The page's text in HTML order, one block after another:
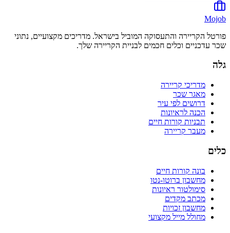
Mojob
פורטל הקריירה והתעסוקה המוביל בישראל. מדריכים מקצועיים, נתוני
שכר עדכניים וכלים חכמים לבניית הקריירה שלך.
גלה
מדריכי קריירה
מאגר שכר
דרושים לפי עיר
הכנה לראיונות
תבניות קורות חיים
מעבר קריירה
כלים
בונה קורות חיים
מחשבון ברוטו-נטו
סימולטור ראיונות
מכתב מקדים
מחשבון זכויות
מחולל מייל מקצועי